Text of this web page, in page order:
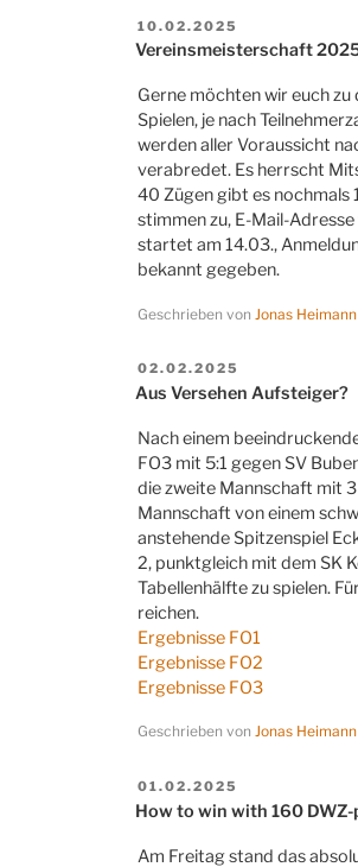
VERÖFFENTLICHT
AM
10.02.2025
Vereinsmeisterschaft
Gerne möchten wir euch zu
Spielen, je nach
werden aller Voraussicht
verabredet. Es herrscht
40 Zügen gibt es nochmals
stimmen zu, E-Mail-
startet am 14.03.,
bekannt gegeben.
Geschrieben von Jonas Heimann
VERÖFFENTLICHT
AM
02.02.2025
Aus Versehen Aufsteiger?
Nach einem
FO3 mit 5:1 gegen SV
die zweite Mannschaft mit
Mannschaft von einem
anstehende Spitzenspiel
2, punktgleich mit dem SK
Tabellenhälfte zu spielen.
reichen.
Ergebnisse FO1
Ergebnisse FO2
Ergebnisse FO3
Geschrieben von Jonas Heimann
VERÖFFENTLICHT
AM
01.02.2025
How to win with 160
Am Freitag stand das